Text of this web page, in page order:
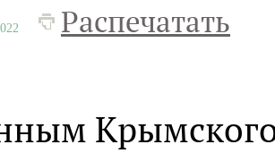
Распечатать